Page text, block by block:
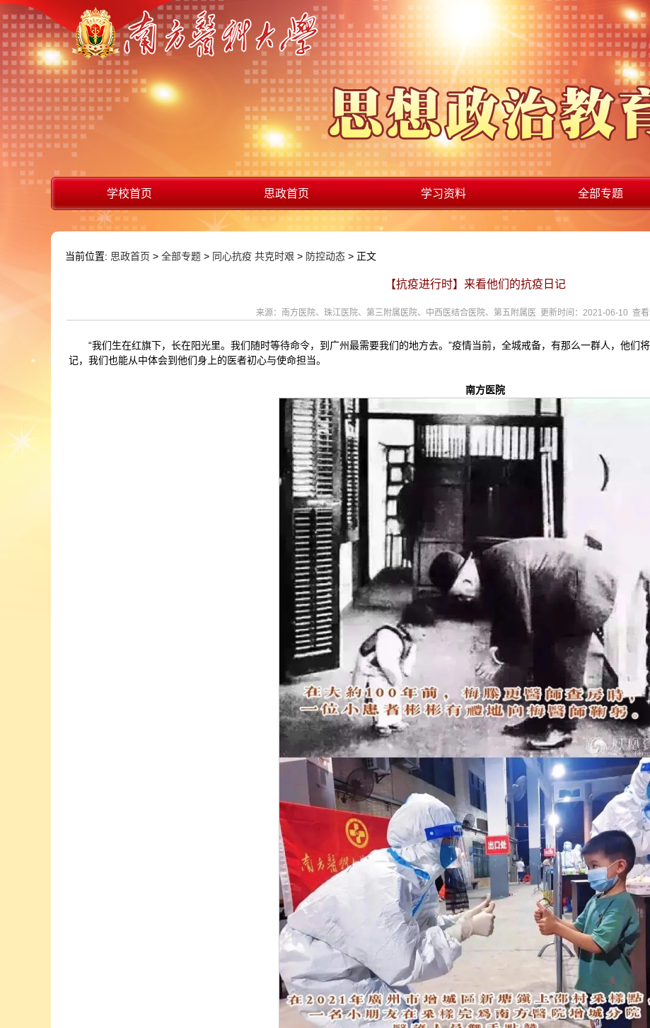
学校首页 思政首页 学习资料 全部专题
当前位置: 思政首页 > 全部专题 > 同心抗疫 共克时艰 > 防控动态 > 正文
【抗疫进行时】来看他们的抗疫日记
来源：南方医院、珠江医院、第三附属医院、中西医结合医院、第五附属医 更新时间：2021-06-10 查
“我们生在红旗下，长在阳光里。我们随时等待命令，到广州最需要我们的地方去。”疫情当前，全城戒备，有那么一群人，他们
记，我们也能从中体会到他们身上的医者初心与使命担当。
南方医院